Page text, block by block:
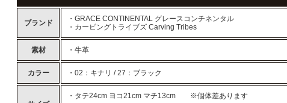
ブランド
・GRACE CONTINENTAL グレースコンチネンタル
・カービングトライブズ Carving Tribes
素材 ・牛革
カラー ・02：キナリ / 27：ブラック
・タテ24cm ヨコ21cm マチ13cm ※個体差あります